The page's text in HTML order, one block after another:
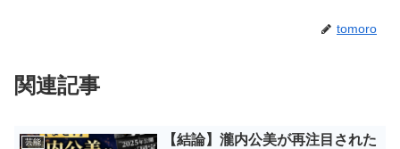
tomoro
関連記事
芸能
【結論】瀧内公美が再注目された